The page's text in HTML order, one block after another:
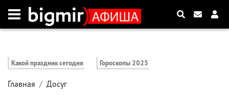
Какой праздник сегодня Гороскопы 2025
Главная Досуг